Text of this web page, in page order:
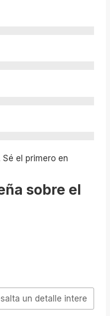
el primero en
sobre el